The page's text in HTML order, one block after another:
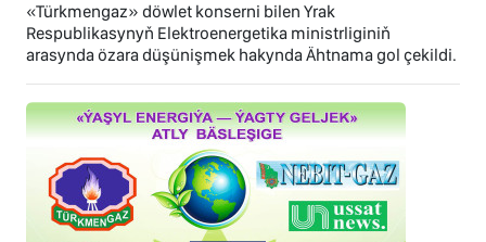
«Türkmengaz» döwlet konserni bilen Yrak
Respublikasynyň Elektroenergetika ministrliginiň
arasynda özara düşünişmek hakynda Ähtnama gol çekildi.